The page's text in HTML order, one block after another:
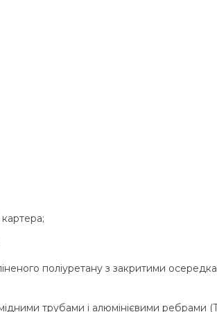
поліуретану з закритими
трубами і алюмінієвими ребрами